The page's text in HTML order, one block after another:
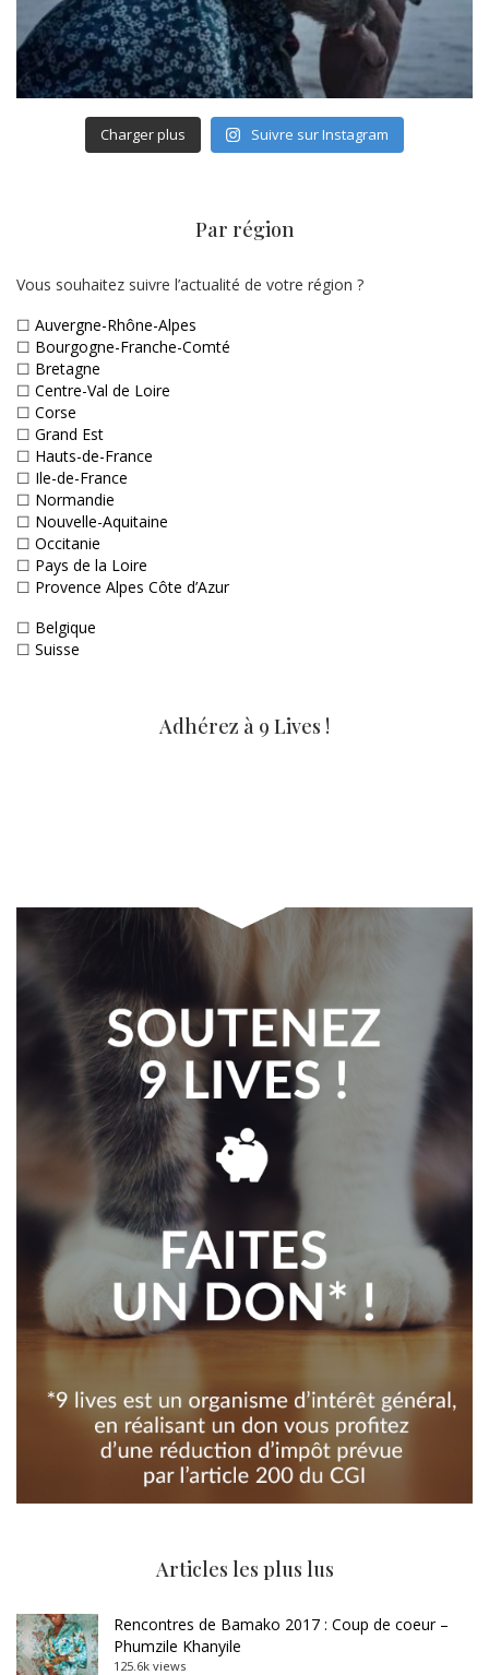
Charger plus Suivre sur Instagram
Par région
Vous souhaitez suivre l’actualité de votre région ?
☐ Auvergne-Rhône-Alpes
☐ Bourgogne-Franche-Comté
☐ Bretagne
☐ Centre-Val de Loire
☐ Corse
☐ Grand Est
☐ Hauts-de-France
☐ Ile-de-France
☐ Normandie
☐ Nouvelle-Aquitaine
☐ Occitanie
☐ Pays de la Loire
☐ Provence Alpes Côte d’Azur
☐ Belgique
☐ Suisse
Adhérez à 9 Lives !
Articles les plus lus
Rencontres de Bamako 2017 : Coup de coeur –
Phumzile Khanyile
125.6k views